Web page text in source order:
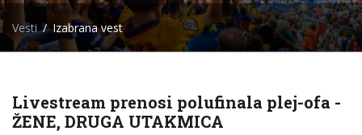
Vesti Izabrana vest
Livestream prenosi polufinala plej-ofa -
ŽENE, DRUGA UTAKMICA